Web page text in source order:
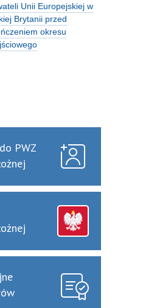
Unii Europejskiej w
Brytanii przed
okresu
PWZ